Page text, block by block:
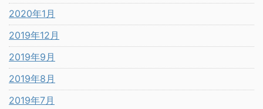
2020年1月
2019年12月
2019年9月
2019年8月
2019年7月